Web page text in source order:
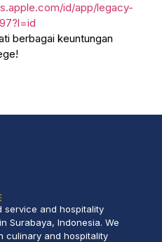
id/app/legacy-
berbagai keuntungan
service and hospitality
Surabaya, Indonesia. We
culinary and hospitality